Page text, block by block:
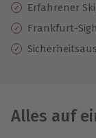
Erfahrener
Frankfurt-
Alles auf